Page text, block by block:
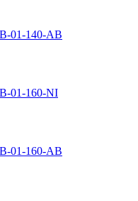
01-140-AB
01-160-NI
01-160-AB